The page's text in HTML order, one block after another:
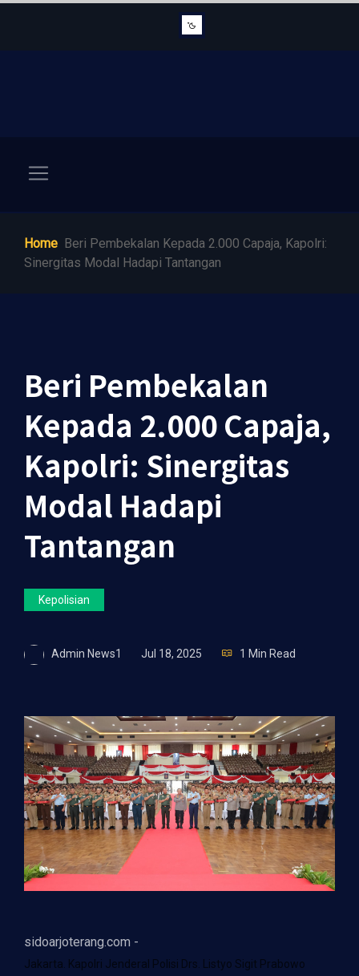
Home Beri Pembekalan Kepada 2.000 Capaja, Kapolri:
Sinergitas Modal Hadapi Tantangan
Beri Pembekalan
Kepada 2.000 Capaja,
Kapolri: Sinergitas
Modal Hadapi
Tantangan
Kepolisian
Admin News1 Jul 18, 2025 1 Min Read
sidoarjoterang.com -
Jakarta. Kapolri Jenderal Polisi Drs. Listyo Sigit Prabowo